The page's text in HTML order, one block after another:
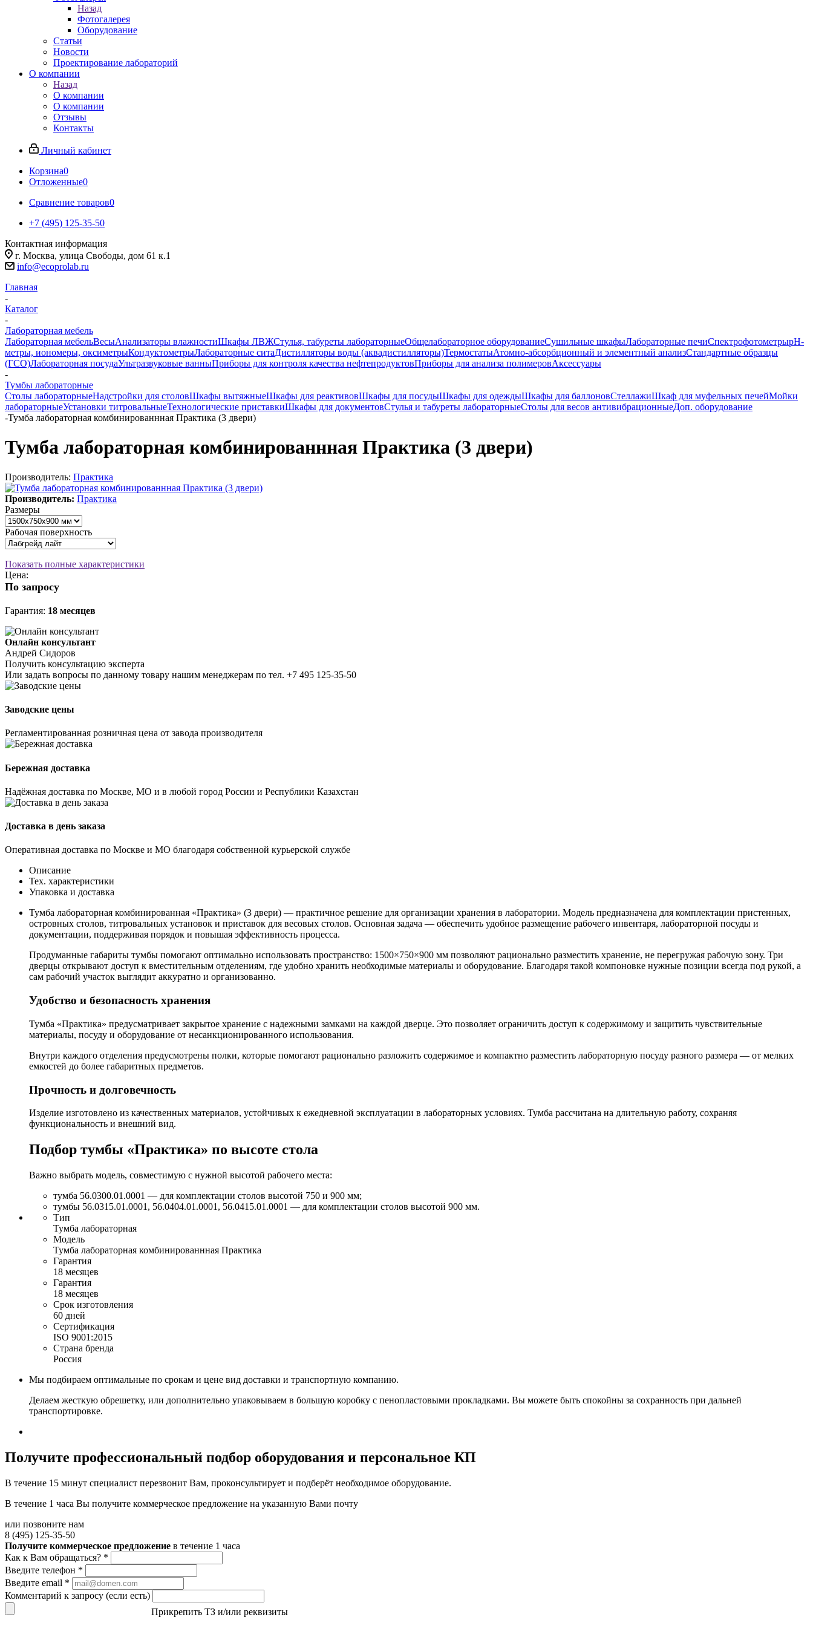
Назад
Фотогалерея
Оборудование
Статьи
Новости
Проектирование лабораторий
О компании
Назад
О компании
О компании
Отзывы
Контакты
Личный кабинет
Корзина0
Отложенные0
Сравнение товаров0
+7 (495) 125-35-50
Контактная информация
г. Москва, улица Свободы, дом 61 к.1
info@ecoprolab.ru
Главная
-
Каталог
-
Лабораторная мебель
Лабораторная мебельВесыАнализаторы влажностиШкафы ЛВЖСтулья, табуреты лабораторныеОбщелабораторное оборудованиеСушильные шкафыЛабораторные печиСпектрофотометрыpH-
метры, иономеры, оксиметрыКондуктометрыЛабораторные ситаДистилляторы воды (аквадистилляторы)ТермостатыАтомно-абсорбционный и элементный анализСтандартные образцы
(ГСО)Лабораторная посудаУльтразвуковые ванныПриборы для контроля качества нефтепродуктовПриборы для анализа полимеровАксессуары
-
Тумбы лабораторные
Столы лабораторныеНадстройки для столовШкафы вытяжныеШкафы для реактивовШкафы для посудыШкафы для одеждыШкафы для баллоновСтеллажиШкаф для муфельных печейМойки
лабораторныеУстановки титровальныеТехнологические приставкиШкафы для документовСтулья и табуреты лабораторныеСтолы для весов антивибрационныеДоп. оборудование
-Тумба лабораторная комбинированнная Практика (3 двери)
Тумба лабораторная комбинированнная Практика (3 двери)
Производитель: Практика
Производитель: Практика
Размеры
Рабочая поверхность
Показать полные характеристики
Цена:
По запросу
Гарантия: 18 месяцев
Онлайн консультант
Андрей Сидоров
Получить консультацию эксперта
Или задать вопросы по данному товару нашим менеджерам по тел. +7 495 125-35-50
Заводские цены
Регламентированная розничная цена от завода производителя
Бережная доставка
Надёжная доставка по Москве, МО и в любой город России и Республики Казахстан
Доставка в день заказа
Оперативная доставка по Москве и МО благодаря собственной курьерской службе
Описание
Тех. характеристики
Упаковка и доставка
Тумба лабораторная комбинированная «Практика» (3 двери) — практичное решение для организации хранения в лаборатории. Модель предназначена для комплектации пристенных,
островных столов, титровальных установок и приставок для весовых столов. Основная задача — обеспечить удобное размещение рабочего инвентаря, лабораторной посуды и
документации, поддерживая порядок и повышая эффективность процесса.
Продуманные габариты тумбы помогают оптимально использовать пространство: 1500×750×900 мм позволяют рационально разместить хранение, не перегружая рабочую зону. Три
дверцы открывают доступ к вместительным отделениям, где удобно хранить необходимые материалы и оборудование. Благодаря такой компоновке нужные позиции всегда под рукой, а
сам рабочий участок выглядит аккуратно и организованно.
Удобство и безопасность хранения
Тумба «Практика» предусматривает закрытое хранение с надежными замками на каждой дверце. Это позволяет ограничить доступ к содержимому и защитить чувствительные
материалы, посуду и оборудование от несанкционированного использования.
Внутри каждого отделения предусмотрены полки, которые помогают рационально разложить содержимое и компактно разместить лабораторную посуду разного размера — от мелких
емкостей до более габаритных предметов.
Прочность и долговечность
Изделие изготовлено из качественных материалов, устойчивых к ежедневной эксплуатации в лабораторных условиях. Тумба рассчитана на длительную работу, сохраняя
функциональность и внешний вид.
Подбор тумбы «Практика» по высоте стола
Важно выбрать модель, совместимую с нужной высотой рабочего места:
тумба 56.0300.01.00­01 — для комплектации столов высотой 750 и 900 мм;
тумбы 56.0315.01.00­01, 56.0404.01.00­01, 56.0415.01.00­01 — для комплектации столов высотой 900 мм.
Тип
Тумба лабораторная
Модель
Тумба лабораторная комбинированнная Практика
Гарантия
18 месяцев
Гарантия
18 месяцев
Срок изготовления
60 дней
Сертификация
ISO 9001:2015
Страна бренда
Россия
Мы подбираем оптимальные по срокам и цене вид доставки и транспортную компанию.
Делаем жесткую обрешетку, или дополнительно упаковываем в большую коробку с пенопластовыми прокладками. Вы можете быть спокойны за сохранность при дальней
транспортировке.
Получите профессиональный подбор оборудования и персональное КП
В течение 15 минут специалист перезвонит Вам, проконсультирует и подберёт необходимое оборудование.
В течение 1 часа Вы получите коммерческое предложение на указанную Вами почту
или позвоните нам
8 (495) 125-35-50
Получите коммерческое предложение в течение 1 часа
Как к Вам обращаться? *
Введите телефон *
Введите email *
Комментарий к запросу (если есть)
Прикрепить ТЗ и/или реквизиты